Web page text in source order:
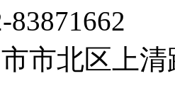
83871662
市北区上